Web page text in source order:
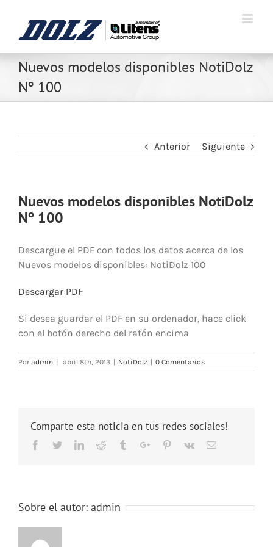
Nuevos modelos disponibles NotiDolz
Nº 100
Anterior Siguiente
Nuevos modelos disponibles NotiDolz
Nº 100
Descargue el PDF con todos los datos acerca de los
Nuevos modelos disponibles: NotiDolz 100
Descargar PDF
Si desea guardar el PDF en su ordenador, hace click
con el botón derecho del ratón encima
Poradmin abril 8th, 2013 NotiDolz 0 Comentarios
Comparte esta noticia en tus redes sociales!
Facebook
TwitterLinkedinReddit TumblrGoogle+Pinterest
Vk Email
Sobre el autor: admin